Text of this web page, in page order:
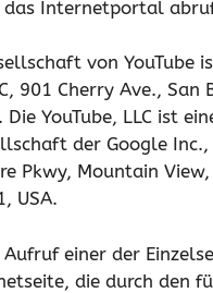
das Internetportal
von YouTube
901 Cherry Ave., San
Die YouTube, LLC ist
der Google
Pkwy, Mountain View,
USA.
Aufruf einer der
die durch den